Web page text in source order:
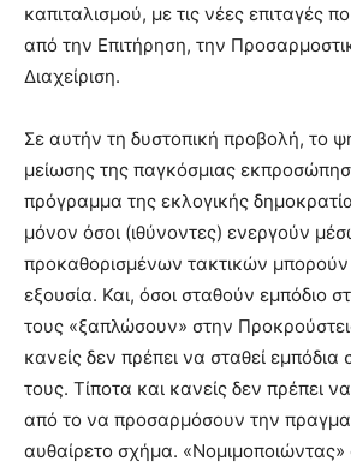
καπιταλισμού, με τις νέες επιταγές
από την Επιτήρηση, την
Διαχείριση.
Σε αυτήν τη δυστοπική προβολή, το
μείωσης της παγκόσμιας
πρόγραμμα της εκλογικής
μόνον όσοι (ιθύνοντες) ενεργούν
προκαθορισμένων τακτικών
εξουσία. Και, όσοι σταθούν εμπόδιο
τους «ξαπλώσουν» στην
κανείς δεν πρέπει να σταθεί
τους. Τίποτα και κανείς δεν πρέπει
από το να προσαρμόσουν την
αυθαίρετο σχήμα. «Νομιμοποιώντας»